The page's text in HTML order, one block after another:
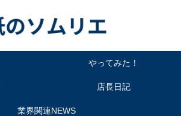
やってみた！
店長日記
業界関連NEWS